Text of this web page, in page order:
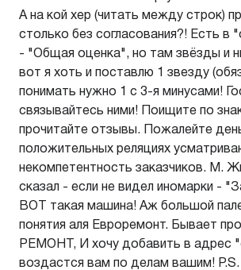
А на кой хер (читать между строк)
столько без согласования?! Есть в
- "Общая оценка", но там звёзды и
вот я хоть и поставлю 1 звезду
понимать нужно 1 с 3-я минусами!
связывайтесь ними! Поищите по
прочитайте отзывы. Пожалейте
положительных реляциях
некомпетентность заказчиков. М.
сказал - если не видел иномарки -
ВОТ такая машина! Аж большой
понятия аля Евроремонт. Бывает
РЕМОНТ, И хочу добавить в адрес
воздастся вам по делам вашим!